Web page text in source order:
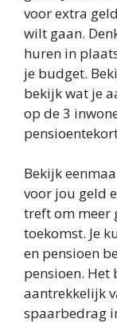
voor extra
wilt gaan.
huren in
je budget.
bekijk wat je
op de 3
Bekijk
voor jou geld
treft om meer
toekomst. Je
en pensioen
pensioen. Het
aantrekkelijk
spaarbedrag